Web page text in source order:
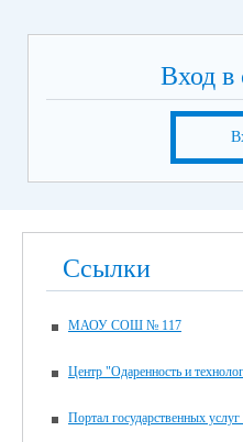
Вход в
Ссылки
МАОУ СОШ № 117
Центр "Одаренность и
Портал государственных